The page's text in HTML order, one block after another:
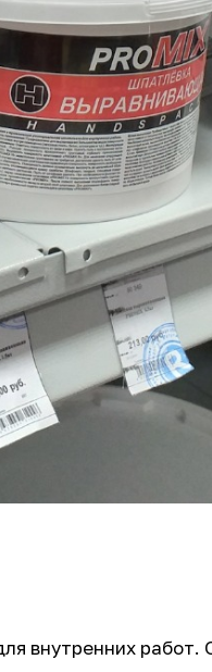
внутренних работ.